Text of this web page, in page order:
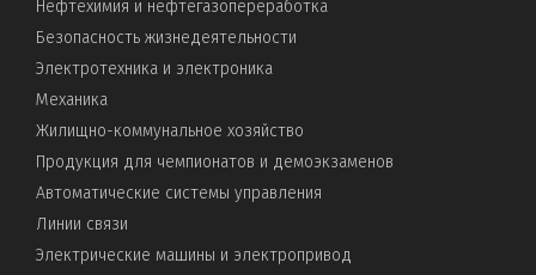
Нефтехимия и нефтегазопереработка
Безопасность жизнедеятельности
Электротехника и электроника
Механика
Жилищно-коммунальное хозяйство
Продукция для чемпионатов и демоэкзаменов
Автоматические системы управления
Линии связи
Электрические машины и электропривод